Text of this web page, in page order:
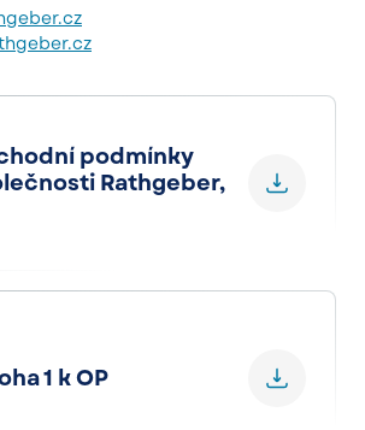
podmínky
Rathgeber,
1 k OP